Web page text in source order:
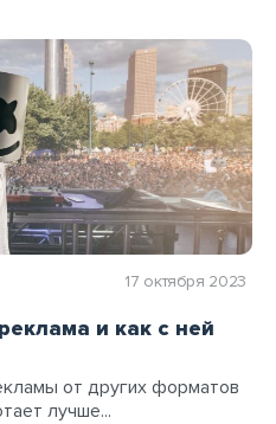
17 октября 2023
и как с ней
от других форматов
лучше...